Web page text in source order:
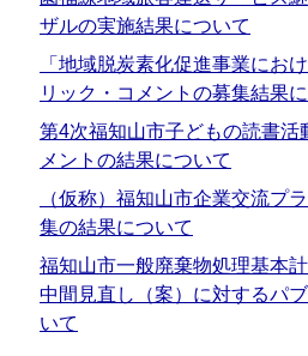
ザルの実施結果について
「地域脱炭素化促進事業にお
リック・コメントの募集結果
第4次福知山市子どもの読書活
メントの結果について
（仮称）福知山市企業交流プ
集の結果について
福知山市一般廃棄物処理基本
中間見直し（案）に対するパ
いて